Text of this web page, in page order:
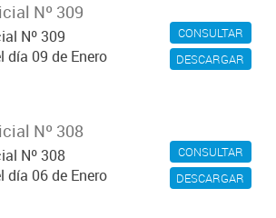
CONSULTAR
DESCARGAR
Nº 309
Nº 309
día 09 de Enero
CONSULTAR
DESCARGAR
Nº 308
Nº 308
día 06 de Enero